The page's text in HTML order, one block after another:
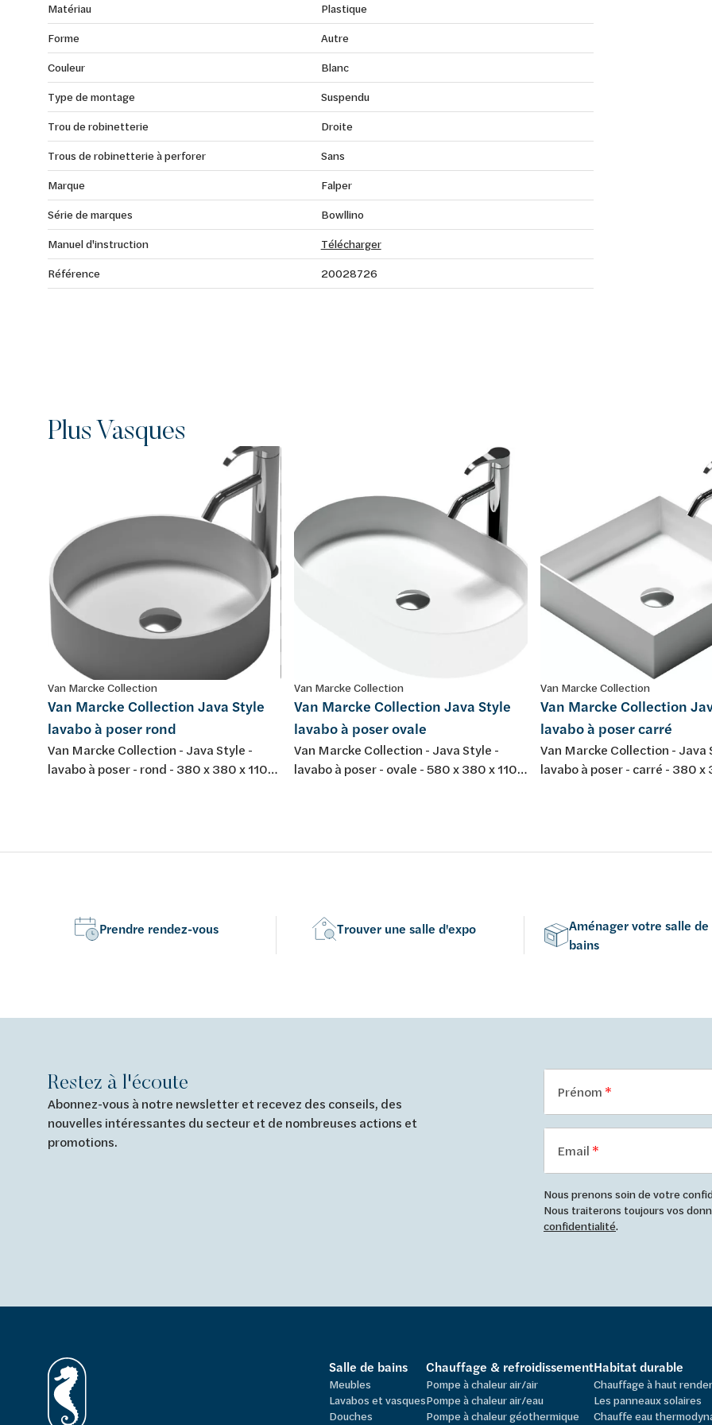
Matériau
Plastique
Forme
Autre
Couleur
Blanc
Type de montage
Suspendu
Trou de robinetterie
Droite
Trous de robinetterie à perforer
Sans
Marque
Falper
Série de marques
Bowllino
Manuel d'instruction
Télécharger
Référence
20028726
Plus Vasques
Van Marcke Collection
Van Marcke Collection Java Style
lavabo à poser rond
Van Marcke Collection - Java Style -
lavabo à poser - rond - 380 x 380 x 110
Van Marcke Collection
Van Marcke Collection Java Style
lavabo à poser ovale
Van Marcke Collection - Java Style -
lavabo à poser - ovale - 580 x 380 x 110
Van Marcke Collection
Van Marcke Collection
lavabo à poser carré
Van Marcke Collection - Java
lavabo à poser - carré - 380 x
Prendre rendez-vous Trouver une salle d'expo
Aménager votre salle de
bains
Restez à l'écoute
Abonnez-vous à notre newsletter et recevez des conseils, des
nouvelles intéressantes du secteur et de nombreuses actions et
promotions.
Prénom
Email
Nous prenons soin de votre
Nous traiterons toujours vos
confidentialité.
Salle de bains
Meubles
Lavabos et vasques
Douches
Chauffage & refroidissement
Pompe à chaleur air/air
Pompe à chaleur air/eau
Pompe à chaleur géothermique
Habitat durable
Chauffage à haut
Les panneaux solaires
Chauffe eau